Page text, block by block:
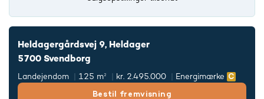
Heldagergårdsvej 9, Heldager
5700 Svendborg
Landejendom 125 m² kr. 2.495.000 Energimærke
Bestil fremvisning